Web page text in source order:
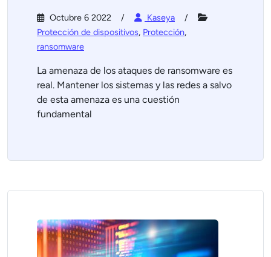
Octubre 6 2022
Kaseya
Protección de dispositivos, Protección,
ransomware
La amenaza de los ataques de ransomware es
real. Mantener los sistemas y las redes a salvo
de esta amenaza es una cuestión
fundamental